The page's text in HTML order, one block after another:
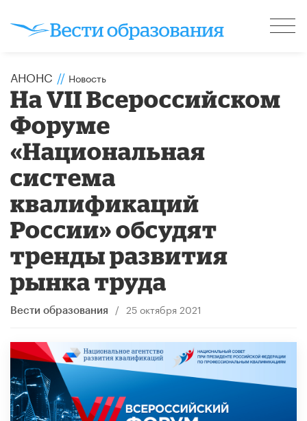
АНОНС // Новость
На VII Всероссийском
Форуме
«Национальная
система
квалификаций
России» обсудят
тренды развития
рынка труда
Вести образования / 25 октября 2021